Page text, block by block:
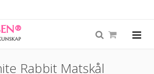
®
Rabbit Matskål